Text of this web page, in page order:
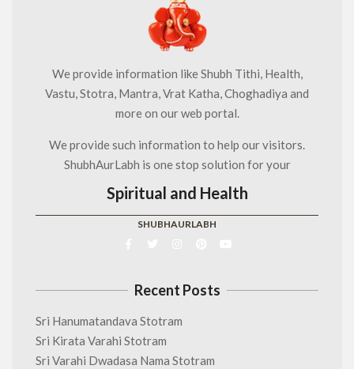
We provide information like Shubh Tithi, Health,
Vastu, Stotra, Mantra, Vrat Katha, Choghadiya and
more on our web portal.
We provide such information to help our visitors.
ShubhAurLabh is one stop solution for your
Spiritual and Health
SHUBHAURLABH
Recent Posts
Sri Hanumatandava Stotram
Sri Kirata Varahi Stotram
Sri Varahi Dwadasa Nama Stotram